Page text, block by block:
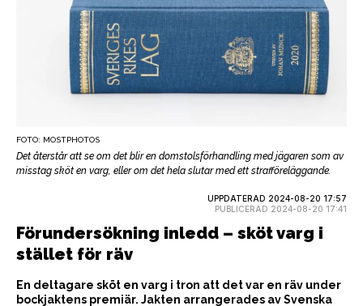
FOTO: MOSTPHOTOS
Det återstår att se om det blir en domstolsförhandling med jägaren som av
misstag sköt en varg, eller om det hela slutar med ett strafföreläggande.
UPPDATERAD 2024-08-20 17:57
PUBLICERAD 2024-08-20 17:41
Förundersökning inledd – sköt varg i
stället för räv
En deltagare sköt en varg i tron att det var en räv under
bockjaktens premiär. Jakten arrangerades av Svenska